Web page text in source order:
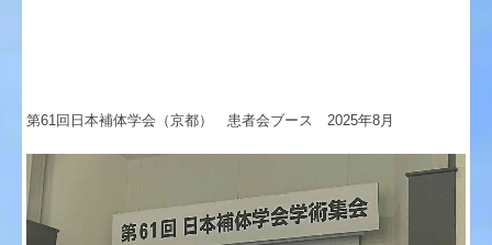
第61回日本補体学会（京都） 患者会ブース 2025年8月